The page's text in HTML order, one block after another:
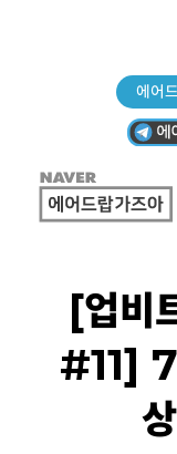
에어
[업비
#11]